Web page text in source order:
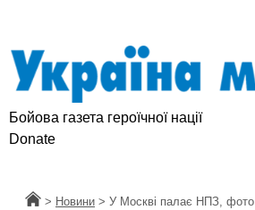
Бойова газета героїчної нації
Donate
Головна
> Новини > У Москві палає НПЗ, фото